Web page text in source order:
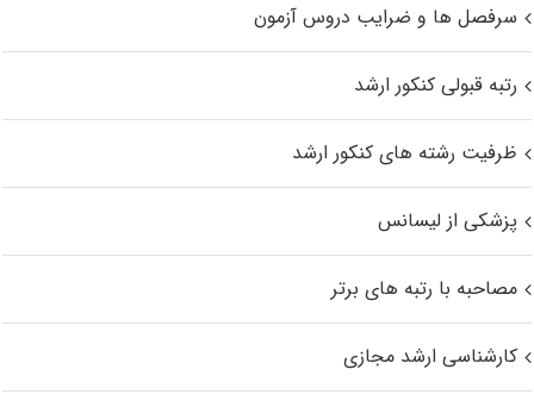
سرفصل ها و ضرایب دروس آزمون
رتبه قبولی کنکور ارشد
ظرفیت رشته های کنکور ارشد
پزشکی از لیسانس
مصاحبه با رتبه های برتر
کارشناسی ارشد مجازی